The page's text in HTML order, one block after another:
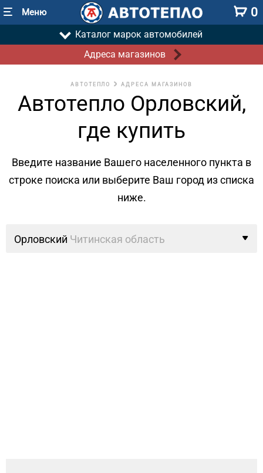
Меню 0
Каталог марок автомобилей
Адреса магазинов
АВТОТЕПЛО АДРЕСА МАГАЗИНОВ
Автотепло Орловский,
где купить
Введите название Вашего населенного пункта в
строке поиска или выберите Ваш город из списка
ниже.
Орловский Читинская область